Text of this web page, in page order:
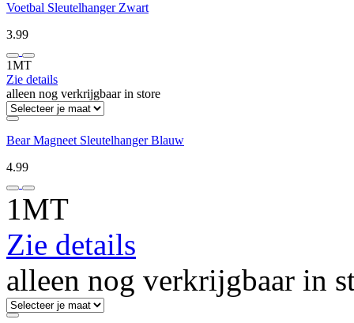
Voetbal Sleutelhanger Zwart
3.99
1MT
Zie details
alleen nog verkrijgbaar in store
Bear Magneet Sleutelhanger Blauw
4.99
1MT
Zie details
alleen nog verkrijgbaar in